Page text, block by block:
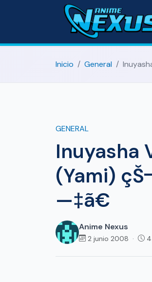
Inicio General
GENERAL
Inuyasha
(Yami)
—‡ã€
Anime Nexus
2 junio 2008 ·